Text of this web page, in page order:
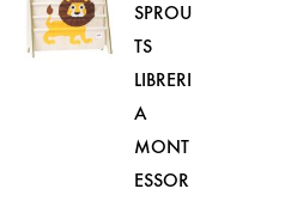
SPROU
TS
LIBRERI
A
MONT
ESSOR